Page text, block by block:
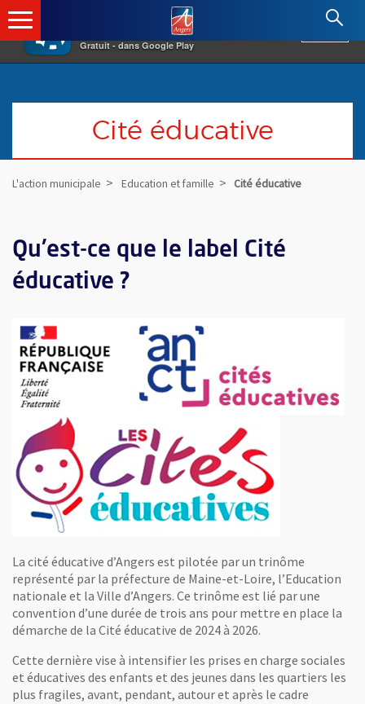
×
Gratuit - dans Google Play
Angers.fr : Retour à l'accueil
Cité éducative
L'action municipale Education et famille Cité éducative
Qu'est-ce que le label Cité
éducative ?
, Ouvre une nouvelle fenêtre
La cité éducative d’Angers est pilotée par un trinôme
représenté par la préfecture de Maine-et-Loire, l’Education
nationale et la Ville d’Angers. Ce trinôme est lié par une
convention d’une durée de trois ans pour mettre en place la
démarche de la Cité éducative de 2024 à 2026.
Cette dernière vise à intensifier les prises en charge sociales
et éducatives des enfants et des jeunes dans les quartiers les
plus fragiles, avant, pendant, autour et après le cadre